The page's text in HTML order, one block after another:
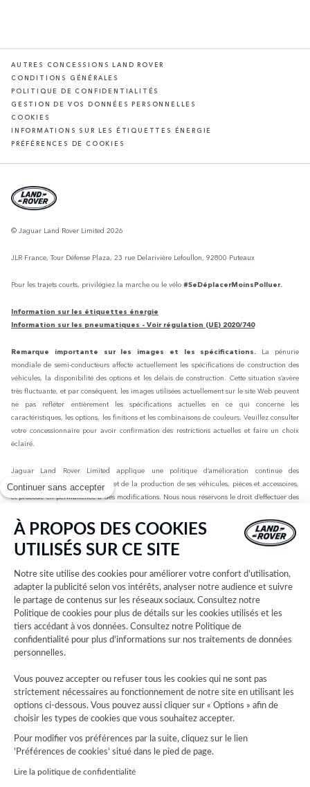
Continuer sans accepter
À PROPOS DES COOKIES
UTILISÉS SUR CE SITE
Notre site utilise des cookies pour améliorer votre confort d'utilisation,
adapter la publicité selon vos intérêts, analyser notre audience et suivre
le partage de contenus sur les réseaux sociaux. Consultez notre
Politique de cookies pour plus de détails sur les cookies utilisés et les
tiers accédant à vos données. Consultez notre Politique de
confidentialité pour plus d'informations sur nos traitements de données
personnelles.
Vous pouvez accepter ou refuser tous les cookies qui ne sont pas
strictement nécessaires au fonctionnement de notre site en utilisant les
options ci-dessous. Vous pouvez aussi cliquer sur « Options » afin de
choisir les types de cookies que vous souhaitez accepter.
Pour modifier vos préférences par la suite, cliquez sur le lien
'Préférences de cookies' situé dans le pied de page.
Lire la politique de confidentialité
AUTRES CONCESSIONS LAND ROVER
CONDITIONS GÉNÉRALES
POLITIQUE DE CONFIDENTIALITÉS
GESTION DE VOS DONNÉES PERSONNELLES
COOKIES
INFORMATIONS SUR LES ÉTIQUETTES ÉNERGIE
PRÉFÉRENCES DE COOKIES
© Jaguar Land Rover Limited 2026
JLR France, Tour Défense Plaza, 23 rue Delarivière Lefoullon, 92800 Puteaux
Pour les trajets courts, privilégiez la marche ou le vélo #SeDéplacerMoinsPolluer.
Information sur les étiquettes énergie
Information sur les pneumatiques - Voir régulation (UE) 2020/740
Remarque importante sur les images et les spécifications.
La pénurie
mondiale de semi-conducteurs affecte actuellement les spécifications de construction des
véhicules, la disponibilité des options et les délais de construction. Cette situation s’avère
très fluctuante, et par conséquent, les images utilisées actuellement sur le site Web peuvent
ne pas refléter entièrement les spécifications actuelles en ce qui concerne les
caractéristiques, les options, les finitions et les combinaisons de couleurs. Veuillez consulter
votre concessionnaire pour avoir confirmation des restrictions actuelles et faire un choix
éclairé.
Jaguar Land Rover Limited applique une politique d’amélioration continue des
spécifications, de la conception et de la production de ses véhicules, pièces et accessoires,
et procède en permanence à des modifications. Nous nous réservons le droit d’effectuer des
présentées sur ce site Web sont basées sur les spécifications européennes. Elles peuvent
varier selon le marché et être modifiées sans préavis. Certains des véhicules présents sont
dotés d’équipements en option ou d’accessoires installés par le concessionnaire qui peuvent
pour connaître les disponibilités et les tarifs.
Les chiffres fournis sont issus des tests officiels menés par le fabricant conformément à la
législation européenne en vigueur avec une batterie complètement chargée. Depuis le 1er
septembre 2018, les véhicules légers neufs sont réceptionnés en Europe sur la base de la
procédure d'essai harmonisée pour les véhicules légers (WLTP), procédure d'essai
permettant de mesurer la consommation de carburant et les émissions de CO2, plus
consommation de carburant et d’autonomie peuvent varier en fonction de facteurs tels que
le style de conduite, les conditions environnementales, la charge, l’installation des roues,
les accessoires montés, l’itinéraire emprunté et l’état de la batterie. Les données
d’autonomie sont basées sur l’autonomie des véhicules de production sur un trajet standard.
Les coûts liés à l’établissement de la carte grise ne sont pas inclus dans les prix indiqués.
Les cartes sur ce site Web sont fournies par des fournisseurs externes à des fins